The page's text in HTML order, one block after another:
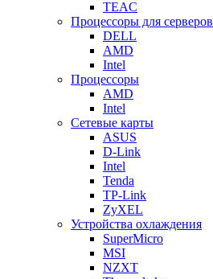
TEAC
Процессоры для серверов
DELL
AMD
Intel
Процессоры
AMD
Intel
Сетевые карты
ASUS
D-Link
Intel
Tenda
TP-Link
ZyXEL
Устройства охлаждения
SuperMicro
MSI
NZXT